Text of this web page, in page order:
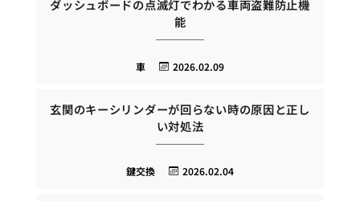
ダッシュボードの点滅灯でわかる車両盗難防止機
能
2026.02.09
車
玄関のキーシリンダーが回らない時の原因と正し
い対処法
2026.02.04
鍵交換